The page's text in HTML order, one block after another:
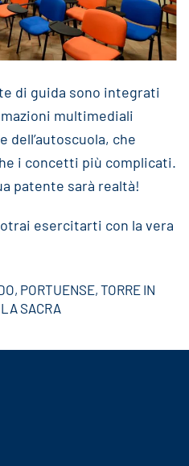
di guida sono integrati
multimediali
dell’autoscuola, che
i concetti più complicati.
patente sarà realtà!
esercitarti con la vera
PORTUENSE, TORRE IN
SACRA